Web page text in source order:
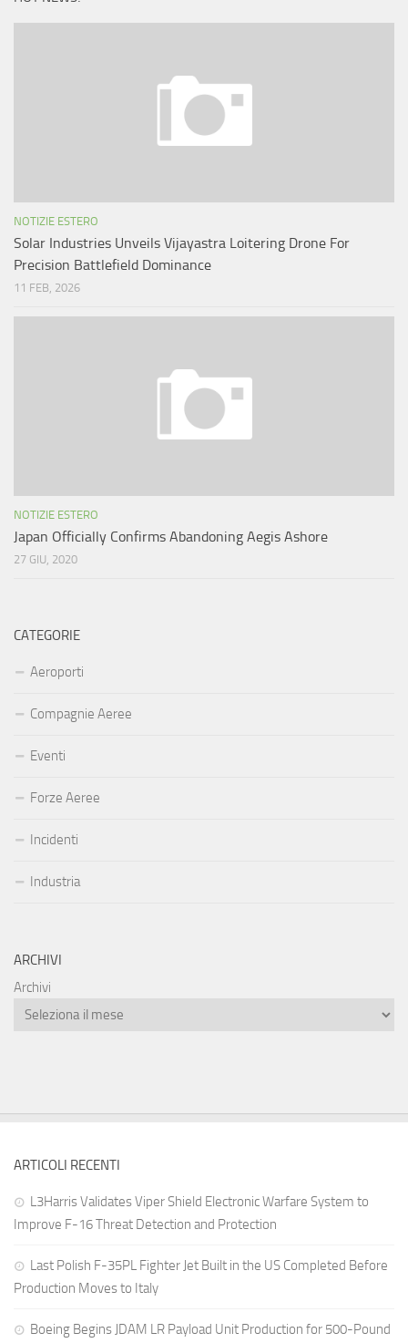
NOTIZIE ESTERO
Solar Industries Unveils Vijayastra Loitering Drone For
Precision Battlefield Dominance
11 FEB, 2026
NOTIZIE ESTERO
Japan Officially Confirms Abandoning Aegis Ashore
27 GIU, 2020
CATEGORIE
Aeroporti
Compagnie Aeree
Eventi
Forze Aeree
Incidenti
Industria
ARCHIVI
Archivi
ARTICOLI RECENTI
L3Harris Validates Viper Shield Electronic Warfare System to
Improve F-16 Threat Detection and Protection
Last Polish F-35PL Fighter Jet Built in the US Completed Before
Production Moves to Italy
Boeing Begins JDAM LR Payload Unit Production for 500-Pound